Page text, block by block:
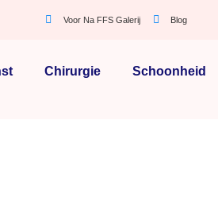
Voor Na FFS Galerij Blog
Chirurgie Schoonheid